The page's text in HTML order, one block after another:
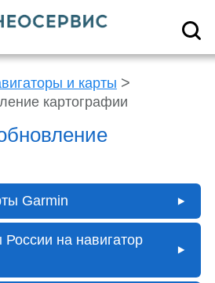
и карты >
картографии
Garmin
России на навигатор